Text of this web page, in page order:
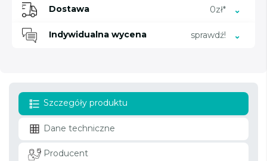
Dostawa 0zł*
Indywidualna wycena sprawdź!
Szczegóły produktu
Dane techniczne
Producent